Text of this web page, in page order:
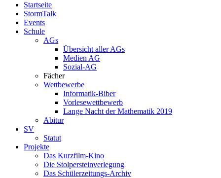
Stormstory
Eure digitale Schülerzeitung
Startseite
StormTalk
Events
Schule
AGs
Übersicht aller AGs
Medien AG
Sozial-AG
Fächer
Wettbewerbe
Informatik-Biber
Vorlesewettbewerb
Lange Nacht der Mathematik 2019
Abitur
SV
Statut
Projekte
Das Kurzfilm-Kino
Die Stolpersteinverlegung
Das Schülerzeitungs-Archiv